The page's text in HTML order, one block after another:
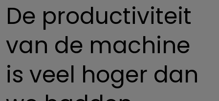
De productiviteit
van de machine
is veel hoger dan